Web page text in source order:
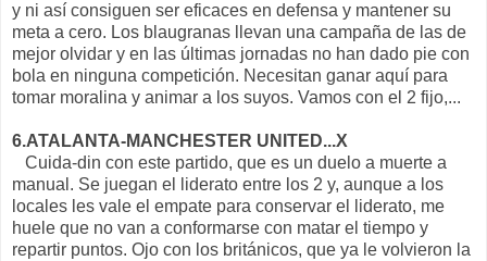
y ni así consiguen ser eficaces en defensa y mantener su
meta a cero. Los blaugranas llevan una campaña de las de
mejor olvidar y en las últimas jornadas no han dado pie con
bola en ninguna competición. Necesitan ganar aquí para
tomar moralina y animar a los suyos. Vamos con el 2 fijo,...
6.ATALANTA-MANCHESTER UNITED...X
Cuida-din con este partido, que es un duelo a muerte a
manual. Se juegan el liderato entre los 2 y, aunque a los
locales les vale el empate para conservar el liderato, me
huele que no van a conformarse con matar el tiempo y
repartir puntos. Ojo con los británicos, que ya le volvieron la